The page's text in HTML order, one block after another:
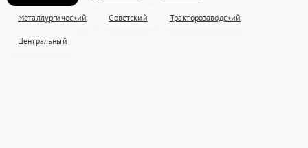
Металлургический Советский Тракторозаводский
Центральный